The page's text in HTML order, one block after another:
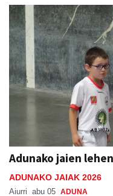
Adunako jaien
ADUNAKO JAIAK 2026
Aiurri abu 05 ADUNA